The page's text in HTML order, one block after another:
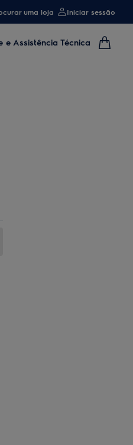
uma loja Iniciar sessão
e Assistência Técnica